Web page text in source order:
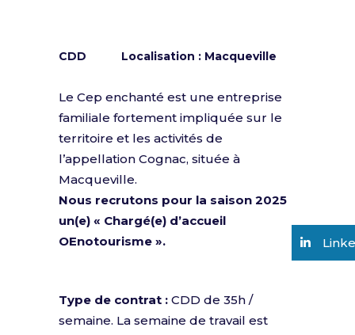
CDD Localisation : Macqueville
Le Cep enchanté est une entreprise
familiale fortement impliquée sur le
territoire et les activités de
l’appellation Cognac, située à
Macqueville.
Nous recrutons pour la saison 2025
un(e) « Chargé(e) d’accueil
OEnotourisme ».
Type de contrat : CDD de 35h /
semaine. La semaine de travail est